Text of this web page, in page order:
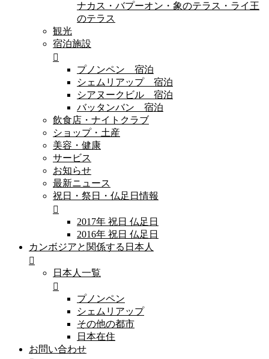
ナカス・バプーオン・象のテラス・ライ王
のテラス
観光
宿泊施設
プノンペン 宿泊
シェムリアップ 宿泊
シアヌークビル 宿泊
バッタンバン 宿泊
飲食店・ナイトクラブ
ショップ・土産
美容・健康
サービス
お知らせ
最新ニュース
祝日・祭日・仏足日情報
2017年 祝日 仏足日
2016年 祝日 仏足日
カンボジアと関係する日本人
日本人一覧
プノンペン
シェムリアップ
その他の都市
日本在住
お問い合わせ